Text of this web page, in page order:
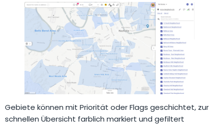
Gebiete können mit Priorität oder Flags geschichtet, zur
schnellen Übersicht farblich markiert und gefiltert